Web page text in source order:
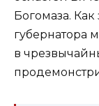
Богомаза.
губернатора
в